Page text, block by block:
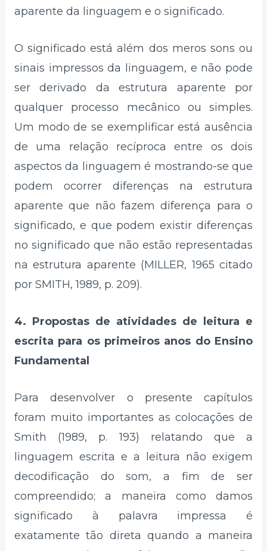
aparente da linguagem e o significado.
O significado está além dos meros sons ou
sinais impressos da linguagem, e não pode
ser derivado da estrutura aparente por
qualquer processo mecânico ou simples.
Um modo de se exemplificar está ausência
de uma relação recíproca entre os dois
aspectos da linguagem é mostrando-se que
podem ocorrer diferenças na estrutura
aparente que não fazem diferença para o
significado, e que podem existir diferenças
no significado que não estão representadas
na estrutura aparente (MILLER, 1965 citado
por SMITH, 1989, p. 209).
4. Propostas de atividades de leitura e
escrita para os primeiros anos do Ensino
Fundamental
Para desenvolver o presente capítulos
foram muito importantes as colocações de
Smith (1989, p. 193) relatando que a
linguagem escrita e a leitura não exigem
decodificação do som, a fim de ser
compreendido; a maneira como damos
significado à palavra impressa é
exatamente tão direta quando a maneira